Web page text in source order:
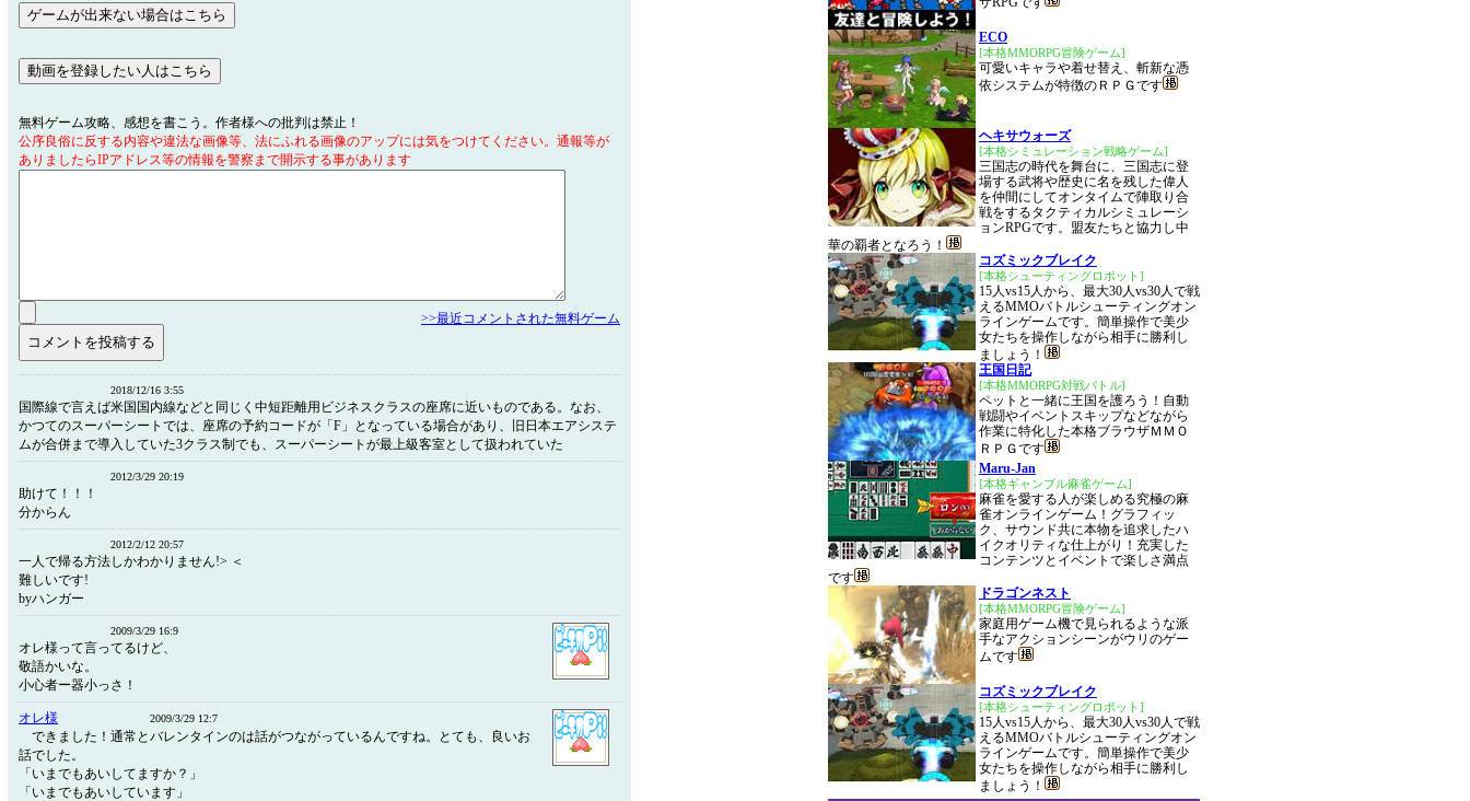
無料ゲーム攻略、感想を書こう。作者様への批判は禁止！
公序良俗に反する内容や違法な画像等、法にふれる画像のアップには気をつけてください。通報等が
ありましたらIPアドレス等の情報を警察まで開示する事があります
>>最近コメントされた無料ゲーム
2018/12/16 3:55
国際線で言えば米国国内線などと同じく中短距離用ビジネスクラスの座席に近いものである。なお、
かつてのスーパーシートでは、座席の予約コードが「F」となっている場合があり、旧日本エアシステ
ムが合併まで導入していた3クラス制でも、スーパーシートが最上級客室として扱われていた
2012/3/29 20:19
助けて！！！
分からん
2012/2/12 20:57
一人で帰る方法しかわかりません!> ＜
難しいです!
byハンガー
2009/3/29 16:9
オレ様って言ってるけど、
敬語かいな。
小心者ー器小っさ！
オレ様 2009/3/29 12:7
できました！通常とバレンタインのは話がつながっているんですね。とても、良いお
話でした。
「いまでもあいしてますか？」
「いまでもあいしています」
ECO
[本格MMORPG冒険ゲーム]
可愛いキャラや着せ替え、斬新な憑
依システムが特徴のＲＰＧです
ヘキサウォーズ
[本格シミュレーション戦略ゲーム]
三国志の時代を舞台に、三国志に登
場する武将や歴史に名を残した偉人
を仲間にしてオンタイムで陣取り合
戦をするタクティカルシミュレーシ
ョンRPGです。盟友たちと協力し中
華の覇者となろう！
コズミックブレイク
[本格シューティングロボット]
15人vs15人から、最大30人vs30人で戦
えるMMOバトルシューティングオン
ラインゲームです。簡単操作で美少
女たちを操作しながら相手に勝利し
ましょう！
王国日記
[本格MMORPG対戦バトル]
ペットと一緒に王国を護ろう！自動
戦闘やイベントスキップなどながら
作業に特化した本格ブラウザＭＭＯ
ＲＰＧです
Maru-Jan
[本格ギャンブル麻雀ゲーム]
麻雀を愛する人が楽しめる究極の麻
雀オンラインゲーム！グラフィッ
ク、サウンド共に本物を追求したハ
イクオリティな仕上がり！充実した
コンテンツとイベントで楽しさ満点
です
ドラゴンネスト
[本格MMORPG冒険ゲーム]
家庭用ゲーム機で見られるような派
手なアクションシーンがウリのゲー
ムです
コズミックブレイク
[本格シューティングロボット]
15人vs15人から、最大30人vs30人で戦
えるMMOバトルシューティングオン
ラインゲームです。簡単操作で美少
女たちを操作しながら相手に勝利し
ましょう！